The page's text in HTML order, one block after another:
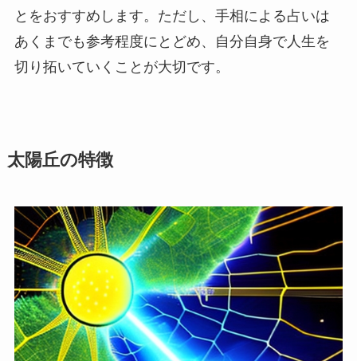
とをおすすめします。ただし、手相による占いは
あくまでも参考程度にとどめ、自分自身で人生を
切り拓いていくことが大切です。
太陽丘の特徴